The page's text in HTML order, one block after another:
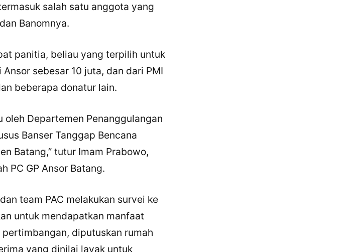
salah satu anggota yang
Banomnya.
panitia, beliau yang terpilih untuk
sebesar 10 juta, dan dari PMI
beberapa donatur lain.
Departemen Penanggulangan
Banser Tanggap Bencana
Batang,” tutur Imam Prabowo,
PC GP Ansor Batang.
team PAC melakukan survei ke
untuk mendapatkan manfaat
diputuskan rumah
yang dinilai layak untuk